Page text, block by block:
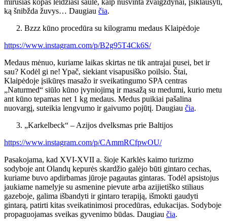
ką šnibžda žuvys… Daugiau čia.
Bzzz kūno procedūra su kilogramu medaus Klaipėdoje
https://www.instagram.com/p/B2g95T4Ck6S/
Medaus mėnuo, kuriame laikas skirtas ne tik antrajai pusei, bet ir
sau? Kodėl gi ne! Ypač, siekiant visapusiško poilsio. Štai,
Klaipėdoje įsikūręs masažo ir sveikatingumo SPA centras
„Naturmed“ siūlo kūno įvyniojimą ir masažą su medumi, kurio metu
ant kūno tepamas net 1 kg medaus. Medus puikiai pašalina
nuovargį, suteikia lengvumo ir gaivumo pojūtį. Daugiau čia.
„Karkelbeck“ – Azijos dvelksmas prie Baltijos
https://www.instagram.com/p/CAmmRCfpwOU/
Pasakojama, kad XVI-XVII a. šioje Karklės kaimo turizmo
sodyboje ant Olandų kepurės skardžio galėjo būti gintaro cechas,
kuriame buvo apdirbamas jūroje pagautas gintaras. Todėl apsistojus
jaukiame namelyje su asmenine pievute arba azijietiško stiliaus
gazeboje, galima išbandyti ir gintaro terapiją, išmokti gaudyti
gintarą, patirti kitas sveikatinimosi procedūras, edukacijas. Sodyboje
propaguojamas sveikas gyvenimo būdas. Daugiau čia.